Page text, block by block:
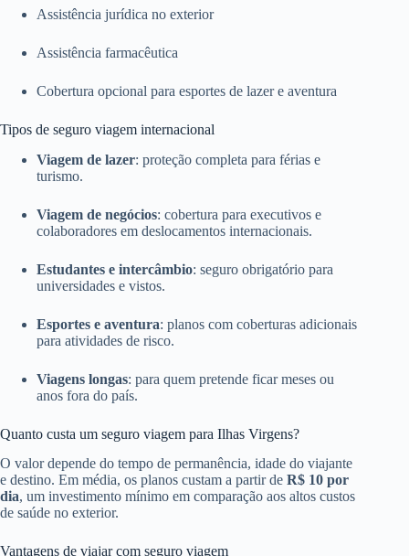
Assistência jurídica no exterior
Assistência farmacêutica
Cobertura opcional para esportes de lazer e aventura
Tipos de seguro viagem internacional
Viagem de lazer: proteção completa para férias e
turismo.
Viagem de negócios: cobertura para executivos e
colaboradores em deslocamentos internacionais.
Estudantes e intercâmbio: seguro obrigatório para
universidades e vistos.
Esportes e aventura: planos com coberturas adicionais
para atividades de risco.
Viagens longas: para quem pretende ficar meses ou
anos fora do país.
Quanto custa um seguro viagem para Ilhas Virgens?
O valor depende do tempo de permanência, idade do viajante
e destino. Em média, os planos custam a partir de R$ 10 por
dia, um investimento mínimo em comparação aos altos custos
de saúde no exterior.
Vantagens de viajar com seguro viagem